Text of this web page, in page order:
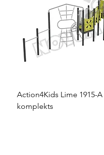
Action4Kids Lime 1915-
komplekts